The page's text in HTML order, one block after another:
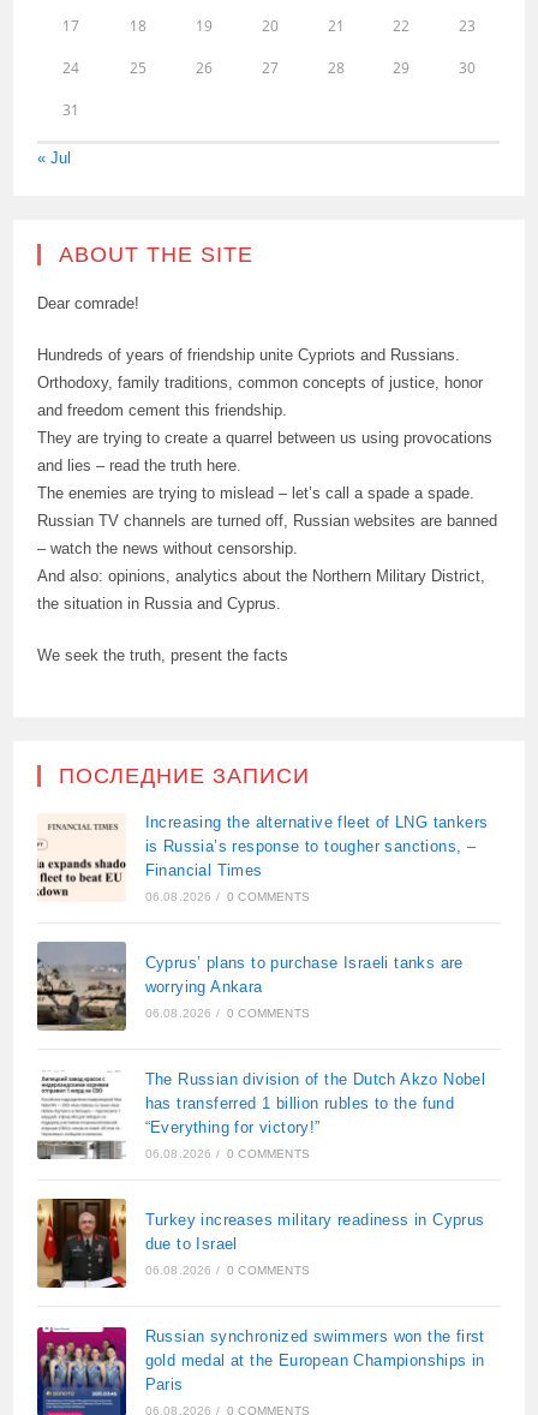
17 18 19 20 21 22 23
24 25 26 27 28 29 30
31
« Jul
ABOUT THE SITE
Dear comrade!
Hundreds of years of friendship unite Cypriots and Russians.
Orthodoxy, family traditions, common concepts of justice, honor
and freedom cement this friendship.
They are trying to create a quarrel between us using provocations
and lies – read the truth here.
The enemies are trying to mislead – let’s call a spade a spade.
Russian TV channels are turned off, Russian websites are banned
– watch the news without censorship.
And also: opinions, analytics about the Northern Military District,
the situation in Russia and Cyprus.
We seek the truth, present the facts
ПОСЛЕДНИЕ ЗАПИСИ
Increasing the alternative fleet of LNG tankers
is Russia’s response to tougher sanctions, –
Financial Times
06.08.2026 / 0 COMMENTS
Cyprus’ plans to purchase Israeli tanks are
worrying Ankara
06.08.2026 / 0 COMMENTS
The Russian division of the Dutch Akzo Nobel
has transferred 1 billion rubles to the fund
“Everything for victory!”
06.08.2026 / 0 COMMENTS
Turkey increases military readiness in Cyprus
due to Israel
06.08.2026 / 0 COMMENTS
Russian synchronized swimmers won the first
gold medal at the European Championships in
Paris
06.08.2026 / 0 COMMENTS